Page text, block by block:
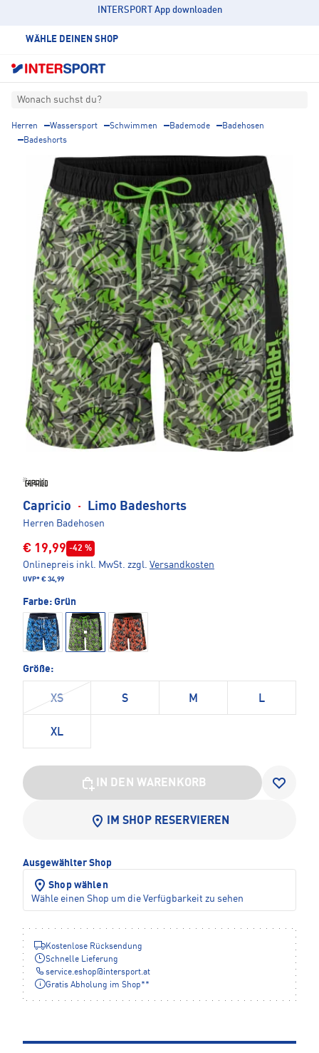
INTERSPORT App downloaden
WÄHLE DEINEN SHOP
Wonach suchst du?
Herren Wassersport Schwimmen Bademode
Badehosen
Badeshorts
Capricio · Limo Badeshorts
Herren Badehosen
€ 19,99 -42 %
Onlinepreis inkl. MwSt. zzgl. Versandkosten
UVP* € 34,99
Farbe: Grün
Größe:
XS S M L
XL
IN DEN WARENKORB
IM SHOP RESERVIEREN
Ausgewählter Shop
Shop wählen
Wähle einen Shop um die Verfügbarkeit zu sehen
Kostenlose Rücksendung
Schnelle Lieferung
service.eshop@intersport.at
Gratis Abholung im Shop**